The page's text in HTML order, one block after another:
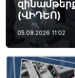
(ՎԻԴԵՈ)
05.08.2026 11:02